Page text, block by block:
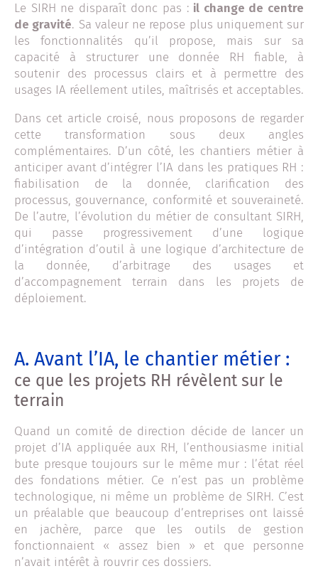
Le SIRH ne disparaît donc pas : il change de centre
de gravité. Sa valeur ne repose plus uniquement sur
les fonctionnalités qu’il propose, mais sur sa
capacité à structurer une donnée RH fiable, à
soutenir des processus clairs et à permettre des
usages IA réellement utiles, maîtrisés et acceptables.
Dans cet article croisé, nous proposons de regarder
cette transformation sous deux angles
complémentaires. D’un côté, les chantiers métier à
anticiper avant d’intégrer l’IA dans les pratiques RH :
fiabilisation de la donnée, clarification des
processus, gouvernance, conformité et souveraineté.
De l’autre, l’évolution du métier de consultant SIRH,
qui passe progressivement d’une logique
d’intégration d’outil à une logique d’architecture de
la donnée, d’arbitrage des usages et
d’accompagnement terrain dans les projets de
déploiement.
A. Avant l’IA, le chantier métier :
ce que les projets RH révèlent sur le
terrain
Quand un comité de direction décide de lancer un
projet d’IA appliquée aux RH, l’enthousiasme initial
bute presque toujours sur le même mur : l’état réel
des fondations métier. Ce n’est pas un problème
technologique, ni même un problème de SIRH. C’est
un préalable que beaucoup d’entreprises ont laissé
en jachère, parce que les outils de gestion
fonctionnaient « assez bien » et que personne
n’avait intérêt à rouvrir ces dossiers.